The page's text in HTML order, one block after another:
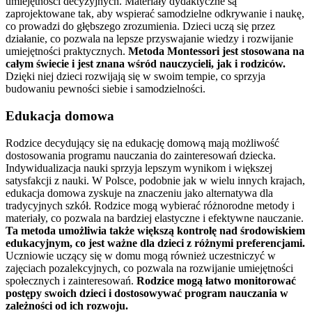
zaprojektowane tak, aby wspierać samodzielne odkrywanie i naukę,
co prowadzi do głębszego zrozumienia. Dzieci uczą się przez
działanie, co pozwala na lepsze przyswajanie wiedzy i rozwijanie
umiejętności praktycznych. Metoda Montessori jest stosowana na
całym świecie i jest znana wśród nauczycieli, jak i rodziców.
Dzięki niej dzieci rozwijają się w swoim tempie, co sprzyja
budowaniu pewności siebie i samodzielności.
Edukacja domowa
Rodzice decydujący się na edukację domową mają możliwość
dostosowania programu nauczania do zainteresowań dziecka.
Indywidualizacja nauki sprzyja lepszym wynikom i większej
satysfakcji z nauki. W Polsce, podobnie jak w wielu innych krajach,
edukacja domowa zyskuje na znaczeniu jako alternatywa dla
tradycyjnych szkół. Rodzice mogą wybierać różnorodne metody i
materiały, co pozwala na bardziej elastyczne i efektywne nauczanie.
Ta metoda umożliwia także większą kontrolę nad środowiskiem
edukacyjnym, co jest ważne dla dzieci z różnymi preferencjami.
Uczniowie uczący się w domu mogą również uczestniczyć w
zajęciach pozalekcyjnych, co pozwala na rozwijanie umiejętności
społecznych i zainteresowań. Rodzice mogą łatwo monitorować
postępy swoich dzieci i dostosowywać program nauczania w
zależności od ich rozwoju.